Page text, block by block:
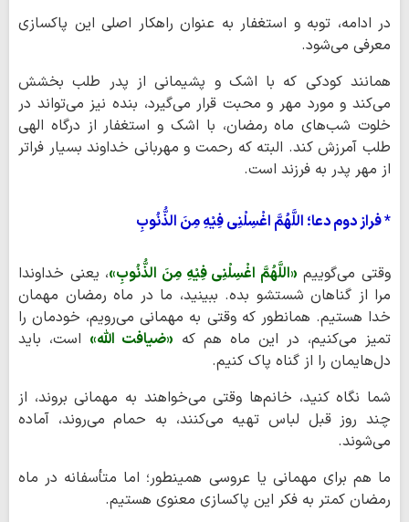
در ادامه، توبه و استغفار به عنوان راهکار اصلی این پاکسازی
معرفی می‌شود.
همانند کودکی که با اشک و پشیمانی از پدر طلب بخشش
می‌کند و مورد مهر و محبت قرار می‌گیرد، بنده نیز می‌تواند در
خلوت شب‌های ماه رمضان، با اشک و استغفار از درگاه الهی
طلب آمرزش کند. البته که رحمت و مهربانی خداوند بسیار فراتر
از مهر پدر به فرزند است.
* فراز دوم دعا؛ اللَّهُمَّ اغْسِلْنِی فِیْهِ مِنَ الذُّنُوبِ
وقتی می‌گوییم «اللَّهُمَّ اغْسِلْنِی فِیْهِ مِنَ الذُّنُوبِ»، یعنی خداوندا
مرا از گناهان شستشو بده. ببینید، ما در ماه رمضان مهمان
خدا هستیم. همانطور که وقتی به مهمانی می‌رویم، خودمان را
تمیز می‌کنیم، در این ماه هم که «ضیافت الله» است، باید
دل‌هایمان را از گناه پاک کنیم.
شما نگاه کنید، خانم‌ها وقتی می‌خواهند به مهمانی بروند، از
چند روز قبل لباس تهیه می‌کنند، به حمام می‌روند، آماده
می‌شوند.
ما هم برای مهمانی یا عروسی همینطور؛ اما متأسفانه در ماه
رمضان کمتر به فکر این پاکسازی معنوی هستیم.